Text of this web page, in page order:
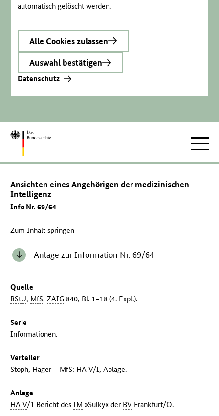
automatisch gelöscht werden.
Alle Cookies zulassen
Auswahl bestätigen
Datenschutz
Zur
Ansichten eines Angehörigen der medizinischen
Intelligenz
Info Nr. 69/64
Zum Inhalt springen
Anlage zur Information Nr. 69/64
Quelle
BStU, MfS,ZAIG 840, Bl. 1–18 (4. Expl.).
Serie
Informationen.
Verteiler
Stoph, Hager – MfS: HA V/I, Ablage.
Anlage
HA V/1 Bericht desIM »Sulky« der BV Frankfurt/O.